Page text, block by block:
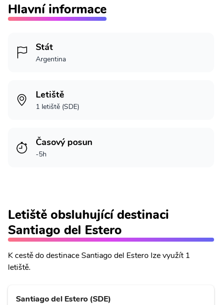
Hlavní informace
Stát
Argentina
Letiště
1 letiště (SDE)
Časový posun
-5h
Letiště obsluhující destinaci
Santiago del Estero
K cestě do destinace Santiago del Estero lze využít 1
letiště.
Santiago del Estero (SDE)